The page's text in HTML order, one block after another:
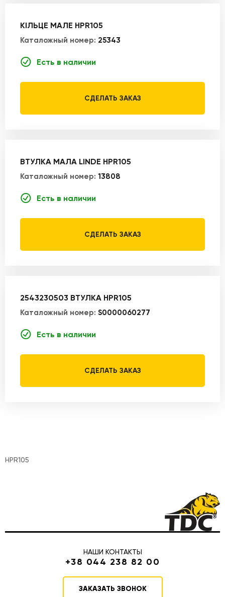
КІЛЬЦЕ МАЛЕ HPR105
Каталожный номер: 25343
Есть в наличии
СДЕЛАТЬ ЗАКАЗ
ВТУЛКА МАЛА LINDE HPR105
Каталожный номер: 13808
Есть в наличии
СДЕЛАТЬ ЗАКАЗ
2543230503 ВТУЛКА HPR105
Каталожный номер: S0000060277
Есть в наличии
СДЕЛАТЬ ЗАКАЗ
HPR105
НАШИ КОНТАКТЫ
+38 044 238 82 00
ЗАКАЗАТЬ ЗВОНОК